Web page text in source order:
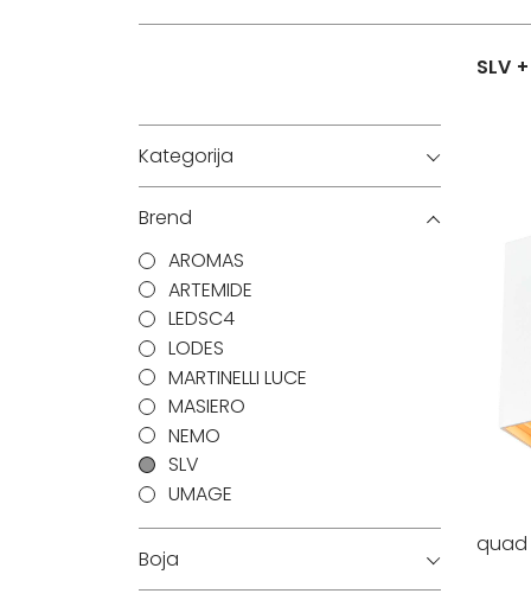
SLV
Kategorija
Brend
AROMAS
ARTEMIDE
LEDSC4
LODES
MARTINELLI LUCE
MASIERO
NEMO
SLV
UMAGE
Boja
quad